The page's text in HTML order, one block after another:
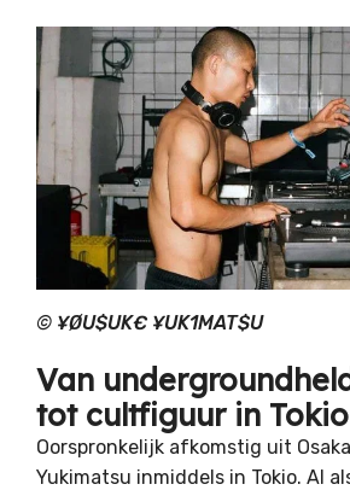
© ¥ØU$UK€ ¥UK1MAT$U
Van
tot cultfiguur in Tokio
Oorspronkelijk afkomstig uit
Yukimatsu inmiddels in Tokio. Al